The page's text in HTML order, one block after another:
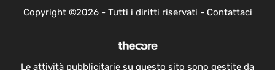
Copyright ©2026 - Tutti i diritti riservati - Contattaci
Le attività pubblicitarie su questo sito sono gestite da